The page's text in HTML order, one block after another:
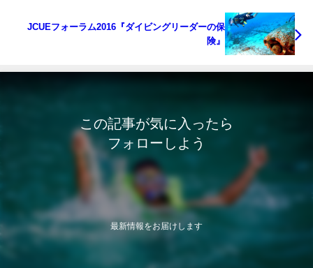
JCUEフォーラム2016『ダイビングリーダーの保
険』
この記事が気に入ったら
フォローしよう
最新情報をお届けします